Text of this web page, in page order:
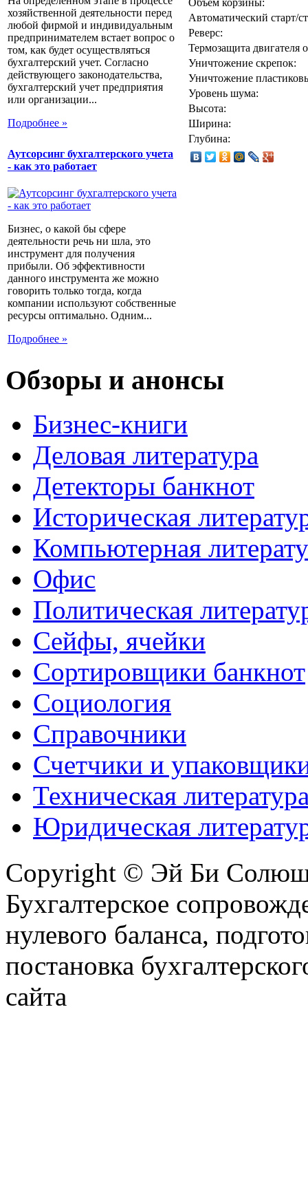
хозяйственной деятельности перед
любой фирмой и индивидуальным
предпринимателем встает вопрос о
том, как будет осуществляться
бухгалтерский учет. Согласно
действующего законодательства,
бухгалтерский учет предприятия
или организации...
Подробнее »
Аутсорсинг бухгалтерского учета
- как это работает
Бизнес, о какой бы сфере
деятельности речь ни шла, это
инструмент для получения
прибыли. Об эффективности
данного инструмента же можно
говорить только тогда, когда
компании используют собственные
ресурсы оптимально. Одним...
Подробнее »
Автоматический старт/
Реверс:
Термозащита двигателя
Уничтожение скрепок:
Уничтожение
Уровень шума:
Высота:
Ширина:
Глубина:
Обзоры и анонсы
Бизнес-книги
Деловая литература
Детекторы банкнот
Историческая
Компьютерная
Офис
Политическая
Сейфы, ячейки
Сортировщики банкнот
Социология
Справочники
Счетчики и
Техническая
Юридическая
Copyright © Эй Би
Бухгалтерское
нулевого баланса,
постановка
сайта